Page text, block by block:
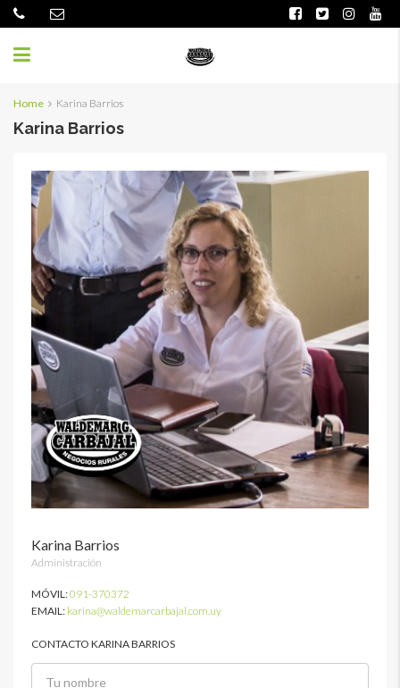
Home Karina Barrios
Karina Barrios
Karina Barrios
Administración
MÓVIL:091-370372
EMAIL: karina@waldemarcarbajal.com.uy
CONTACTO KARINA BARRIOS